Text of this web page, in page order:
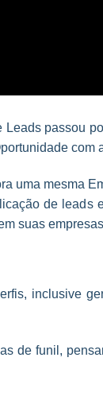
Leads passou
com
uma mesma
de leads
suas
inclusive
de funil,